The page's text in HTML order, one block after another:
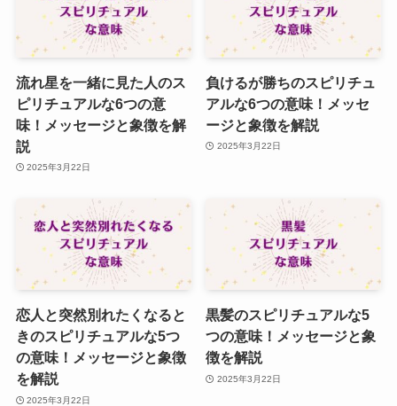
流れ星を一緒に見た人のス
ピリチュアルな6つの意
味！メッセージと象徴を解
説
2025年3月22日
負けるが勝ちのスピリチュ
アルな6つの意味！メッセ
ージと象徴を解説
2025年3月22日
恋人と突然別れたくなると
きのスピリチュアルな5つ
の意味！メッセージと象徴
を解説
2025年3月22日
黒髪のスピリチュアルな5
つの意味！メッセージと象
徴を解説
2025年3月22日